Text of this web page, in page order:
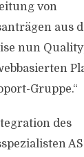
von
aus
nun
Gruppe.“
des